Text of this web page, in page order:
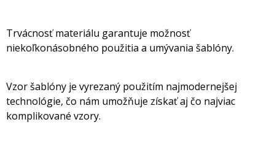
Trvácnosť materiálu garantuje možnosť
niekoľkonásobného použitia a umývania šablóny.
Vzor šablóny je vyrezaný použitím najmodernejšej
technológie, čo nám umožňuje získať aj čo najviac
komplikované vzory.